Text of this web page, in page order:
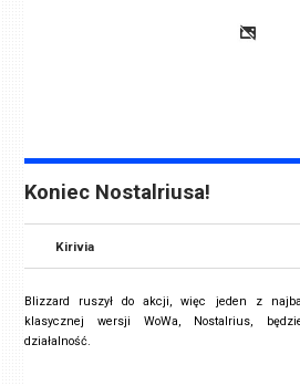
Koniec Nostalriusa!
Kirivia
Blizzard ruszył do akcji, więc jeden z
klasycznej wersji WoWa, Nostalrius,
działalność.